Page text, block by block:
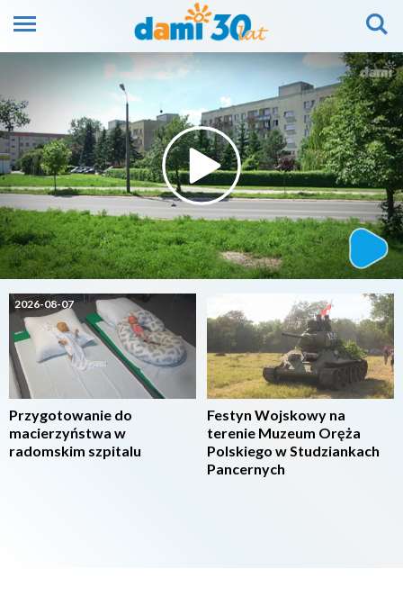
2026-08-07
Przygotowanie do
macierzyństwa w
radomskim szpitalu
Festyn Wojskowy na
terenie Muzeum Oręża
Polskiego w Studziankach
Pancernych